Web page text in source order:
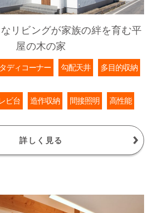
リビングが家族の絆を育む平
屋の木の家
ディコーナー 勾配天井 多目的収納
ビ台 造作収納 間接照明 高性能
詳しく見る